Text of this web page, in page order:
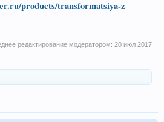
products/transformatsiya-z
редактирование модератором: 20 июл 2017